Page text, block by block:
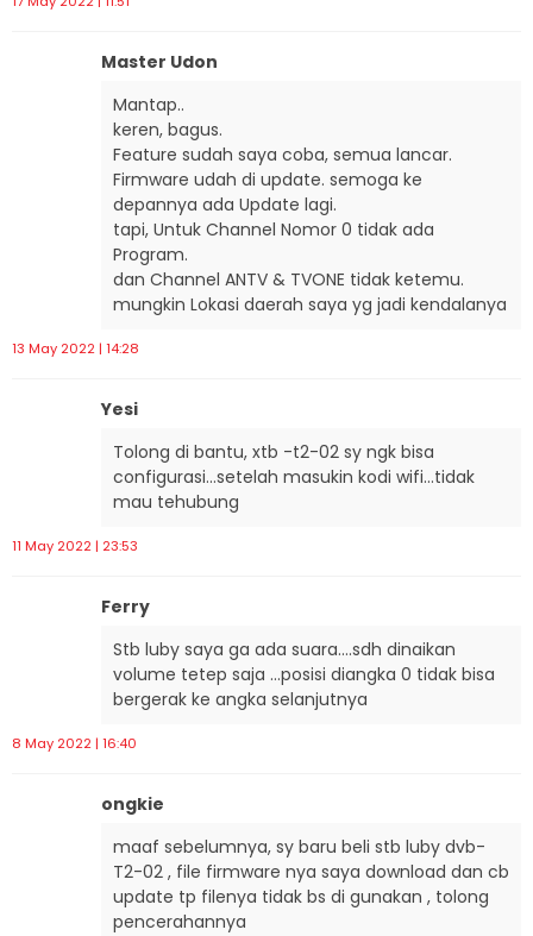
Master Udon
Mantap..
keren, bagus.
Feature sudah saya coba, semua lancar.
Firmware udah di update. semoga ke
depannya ada Update lagi.
tapi, Untuk Channel Nomor 0 tidak ada
Program.
dan Channel ANTV & TVONE tidak ketemu.
mungkin Lokasi daerah saya yg jadi kendalanya
13 May 2022 | 14:28
Yesi
Tolong di bantu, xtb -t2-02 sy ngk bisa
configurasi…setelah masukin kodi wifi…tidak
mau tehubung
11 May 2022 | 23:53
Ferry
Stb luby saya ga ada suara….sdh dinaikan
volume tetep saja …posisi diangka 0 tidak bisa
bergerak ke angka selanjutnya
8 May 2022 | 16:40
ongkie
maaf sebelumnya, sy baru beli stb luby dvb-
T2-02 , file firmware nya saya download dan cb
update tp filenya tidak bs di gunakan , tolong
pencerahannya